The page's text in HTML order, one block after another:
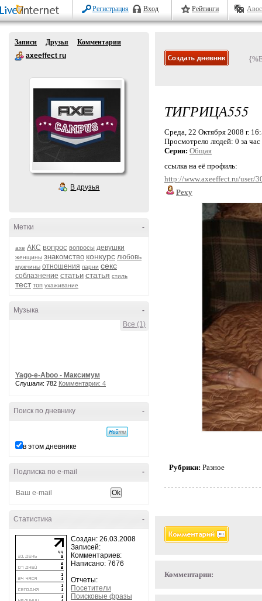
Регистрация Вход Рейтинги
Записи Друзья
Комментарии
axeeffect ru
В друзья
-
Метки
axe АКС вопрос вопросы девушки
женщины знакомство конкурс любовь
мужчины отношения парни секс
соблазнение статьи статья стиль
тест топ ухаживание
-
Музыка
Все (1)
Yago-e-Aboo - Максимум
Слушали: 782 Комментарии: 4
-
Поиск по дневнику
в этом дневнике
-
Подписка по e-mail
-
Статистика
Создан: 26.03.2008
Записей:
Комментариев:
Написано: 7676
Отчеты:
Посетители
Поисковые фразы
ТИГРИЦА555
Среда, 22 Октября 2008 г.
Просмотрело людей: 0 за
Серия: Общая
ссылка на её профиль:
http://www.axeeffect.ru/user/
Pexy
Рубрики: Разное
Комментарии: